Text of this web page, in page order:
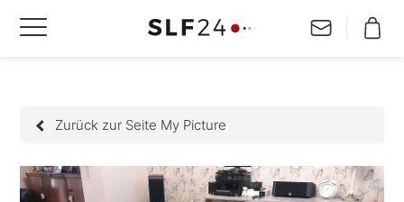
Navigation
Zurück zur Seite My Picture